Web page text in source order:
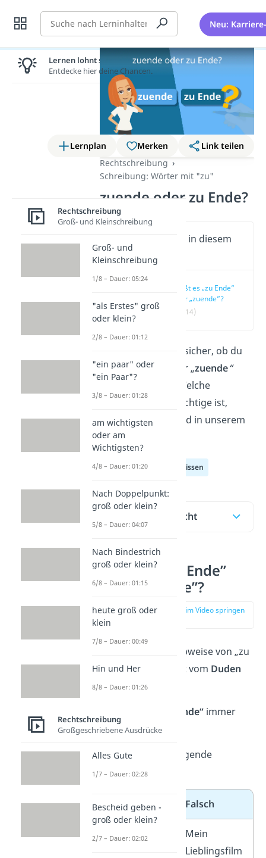
Suche Neu:
Lernplan Merken
Link teilen
Rechtschreibung
Schreibung: Wörter mit "zu"
zuende oder zu Ende?
Wichtige Inhalte in diesem
Video
Heißt es „zu Ende”
oder „zuende”?
(00:14)
Bist du dir auch unsicher, ob du
nun „zu Ende oder „zuende“
schreiben sollst? Welche
Schreibweise die richtige ist,
erfährst du
und in unserem
Beitrag!
Deutsch Allgemeinwissen
Inhaltsübersicht
Heißt es „zu Ende”
oder „zuende”?
zur Stelle im Video springen
Die richtige Schreibweise von „zu
Ende“/„zuende“ ist vom Duden
genau festgelegt:
„zu Ende“ immer
getrennt!
➡️ Sieh dir dazu folgende
Beispielean:
Richtig Falsch
Mein
Mein
Lieblingsfilm
Lernen lohnt sich!
Entdecke hier deine Chancen.
Rechtschreibung
Groß- und Kleinschreibung
Groß- und
Kleinschreibung
1/8 – Dauer: 05:24
"als Erstes" groß
oder klein?
2/8 – Dauer: 01:12
"ein paar" oder
"ein Paar"?
3/8 – Dauer: 01:28
am wichtigsten
oder am
Wichtigsten?
4/8 – Dauer: 01:20
Nach Doppelpunkt:
groß oder klein?
5/8 – Dauer: 04:07
Nach Bindestrich
groß oder klein?
6/8 – Dauer: 01:15
heute groß oder
klein
7/8 – Dauer: 00:49
Hin und Her
8/8 – Dauer: 01:26
Rechtschreibung
Großgeschriebene Ausdrücke
Alles Gute
1/7 – Dauer: 02:28
Bescheid geben -
groß oder klein?
2/7 – Dauer: 02:02